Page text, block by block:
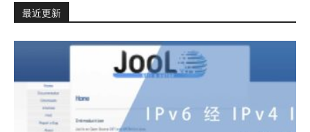
最近更新